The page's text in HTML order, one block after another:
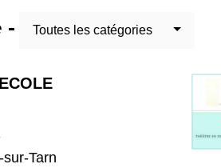
- Toutes les catégories
Tarn